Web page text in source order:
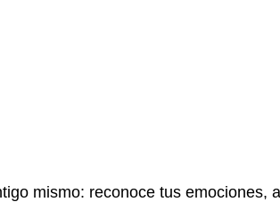
mismo: reconoce tus emociones,